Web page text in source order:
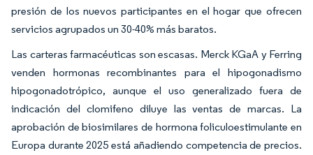
presión de los nuevos participantes en el hogar que ofrecen
servicios agrupados un 30-40% más baratos.
Las carteras farmacéuticas son escasas. Merck KGaA y Ferring
venden hormonas recombinantes para el hipogonadismo
hipogonadotrópico, aunque el uso generalizado fuera de
indicación del clomifeno diluye las ventas de marcas. La
aprobación de biosimilares de hormona foliculoestimulante en
Europa durante 2025 está añadiendo competencia de precios.